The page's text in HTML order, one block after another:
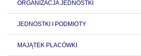
ORGANIZACJA JEDNOSTKI
JEDNOSTKI I PODMIOTY
MAJĄTEK PLACÓWKI